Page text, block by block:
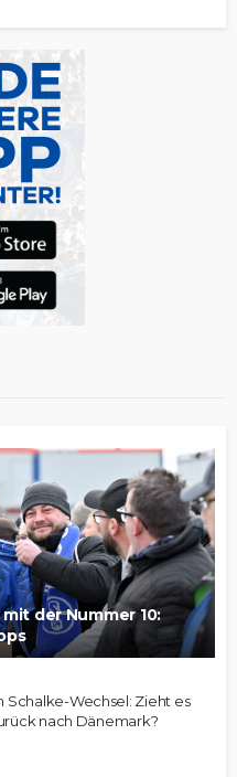
der Nummer 10:
Schalke-Wechsel: Zieht es
nach Dänemark?